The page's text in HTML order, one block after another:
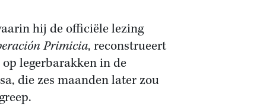
hij de officiële lezing
Primicia, reconstrueert
legerbarakken in de
die zes maanden later zou